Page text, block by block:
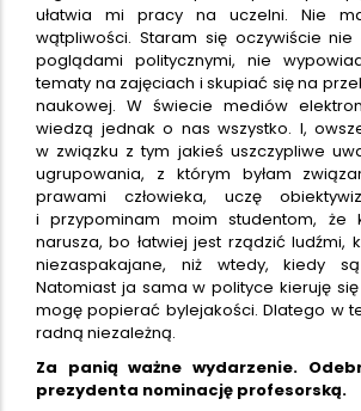
ułatwia mi pracy na uczelni. Nie
wątpliwości. Staram się oczywiście
poglądami politycznymi, nie
tematy na zajęciach i skupiać się na
naukowej. W świecie mediów
wiedzą jednak o nas wszystko. I,
w związku z tym jakieś uszczypliwe
ugrupowania, z którym byłam
prawami człowieka, uczę
i przypominam moim studentom, że
narusza, bo łatwiej jest rządzić ludźmi,
niezaspakajane, niż wtedy, kiedy
Natomiast ja sama w polityce kieruję
mogę popierać bylejakości. Dlatego w
radną niezależną.
Za panią ważne wydarzenie.
prezydenta nominację profesorską.